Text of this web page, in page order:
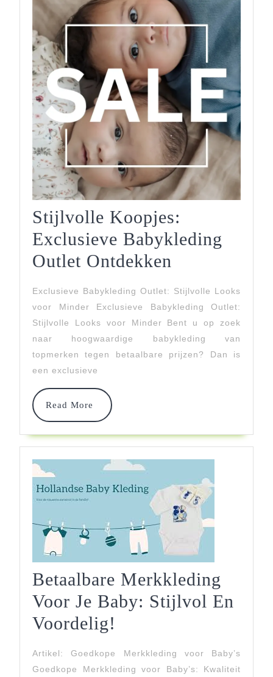
Stijlvolle Koopjes:
Exclusieve Babykleding
Outlet Ontdekken
Exclusieve
Babykleding
Outlet
Exclusieve Babykleding Outlet: Stijlvolle Looks
voor Minder Exclusieve Babykleding Outlet:
Stijlvolle Looks voor Minder Bent u op zoek
naar hoogwaardige babykleding van
topmerken tegen betaalbare prijzen? Dan is
een exclusieve
Read More
Read
More
Betaalbare Merkkleding
Voor Je Baby: Stijlvol En
Voordelig!
Voor
Artikel: Goedkope Merkkleding voor Baby’s
Goedkope Merkkleding voor Baby’s: Kwaliteit